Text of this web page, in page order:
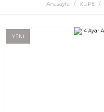
Anasayfa KÜPE
YENİ